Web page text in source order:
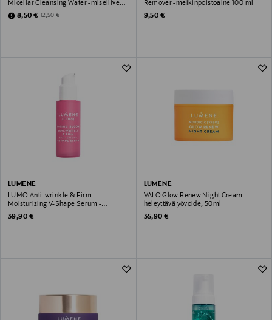
Micellar Cleansing Water -misellivesi
250 ml
Discounted Price
8,50 € Original Price
12,50 €
Remover -meikinpoistoaine 100 ml
Original Price
9,50 €
LUMENE
LUMO Anti-wrinkle & Firm
Moisturizing V-Shape Serum -
pikakaunistaja 30 ml
Original Price
39,90 €
LUMENE
VALO Glow Renew Night Cream -
heleyttävä yövoide, 50ml
Original Price
35,90 €